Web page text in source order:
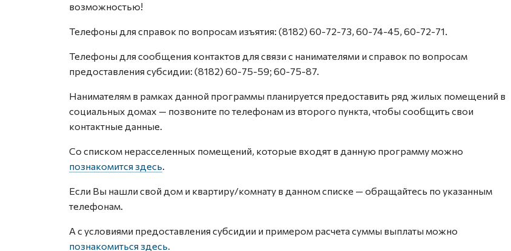
возможностью!
Телефоны для справок по вопросам изъятия: (8182) 60-72-73, 60-74-45, 60-72-71.
Телефоны для сообщения контактов для связи с нанимателями и справок по вопросам
предоставления субсидии: (8182) 60-75-59; 60-75-87.
Нанимателям в рамках данной программы планируется предоставить ряд жилых помещений в
социальных домах — позвоните по телефонам из второго пункта, чтобы сообщить свои
контактные данные.
Со списком нерасселенных помещений, которые входят в данную программу можно
познакомится здесь.
Если Вы нашли свой дом и квартиру/комнату в данном списке — обращайтесь по указанным
телефонам.
А с условиями предоставления субсидии и примером расчета суммы выплаты можно
познакомиться здесь.